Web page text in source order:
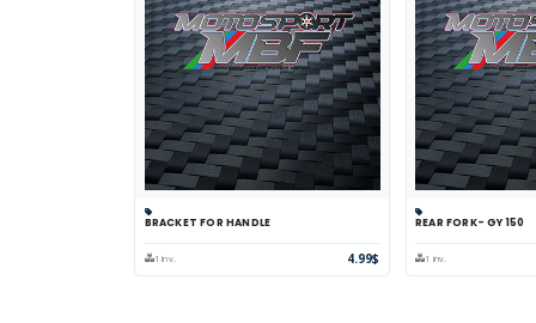
Panier Comparer
BRACKET FOR HANDLE
1 inv. 4.99$
Panier
REAR FORK- GY 150
1 inv.